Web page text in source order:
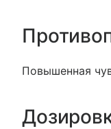
Повышенная